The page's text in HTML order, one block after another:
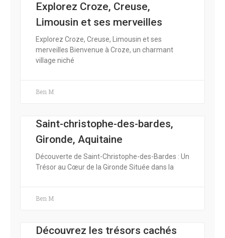
Explorez Croze, Creuse,
Limousin et ses merveilles
Explorez Croze, Creuse, Limousin et ses
merveilles Bienvenue à Croze, un charmant
village niché
Ben M
Saint-christophe-des-bardes,
Gironde, Aquitaine
Découverte de Saint-Christophe-des-Bardes : Un
Trésor au Cœur de la Gironde Située dans la
Ben M
Découvrez les trésors cachés